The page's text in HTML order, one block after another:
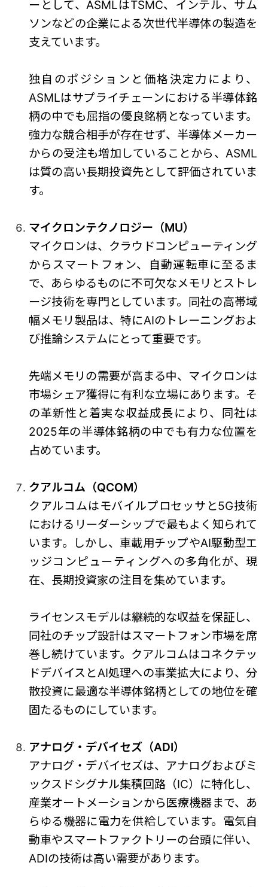
ーとして、ASMLはTSMC、インテル、サム
ソンなどの企業による次世代半導体の製造を
支えています。
独自のポジションと価格決定力により、
ASMLはサプライチェーンにおける半導体銘
柄の中でも屈指の優良銘柄となっています。
強力な競合相手が存在せず、半導体メーカー
からの受注も増加していることから、ASML
は質の高い長期投資先として評価されていま
す。
マイクロンテクノロジー（MU）
マイクロンは、クラウドコンピューティング
からスマートフォン、自動運転車に至るま
で、あらゆるものに不可欠なメモリとストレ
ージ技術を専門としています。同社の高帯域
幅メモリ製品は、特にAIのトレーニングおよ
び推論システムにとって重要です。
先端メモリの需要が高まる中、マイクロンは
市場シェア獲得に有利な立場にあります。そ
の革新性と着実な収益成長により、同社は
2025年の半導体銘柄の中でも有力な位置を
占めています。
クアルコム（QCOM）
クアルコムはモバイルプロセッサと5G技術
におけるリーダーシップで最もよく知られて
います。しかし、車載用チップやAI駆動型エ
ッジコンピューティングへの多角化が、現
在、長期投資家の注目を集めています。
ライセンスモデルは継続的な収益を保証し、
同社のチップ設計はスマートフォン市場を席
巻し続けています。クアルコムはコネクテッ
ドデバイスとAI処理への事業拡大により、分
散投資に最適な半導体銘柄としての地位を確
固たるものにしています。
アナログ・デバイセズ（ADI）
アナログ・デバイセズは、アナログおよびミ
ックスドシグナル集積回路（IC）に特化し、
産業オートメーションから医療機器まで、あ
らゆる機器に電力を供給しています。電気自
動車やスマートファクトリーの台頭に伴い、
ADIの技術は高い需要があります。